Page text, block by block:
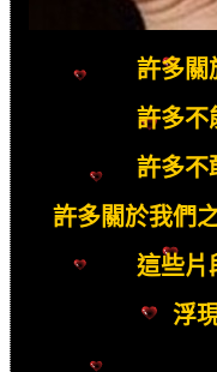
許多關
許多不
許多不
許多關於我們
這些片
浮